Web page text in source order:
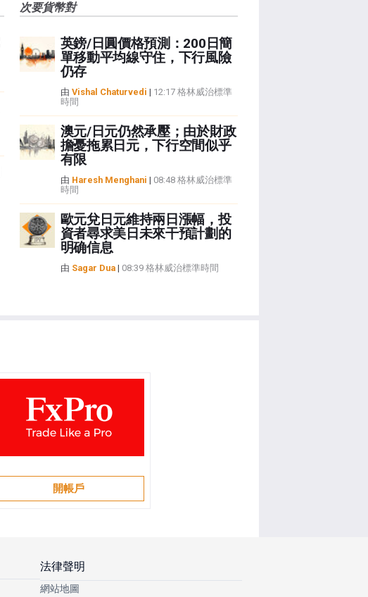
次要貨幣對
英鎊/日圓價格預測：200日簡
單移動平均線守住，下行風險
仍存
由 Vishal Chaturvedi | 12:17 格林威治標準
時間
澳元/日元仍然承壓；由於財政
擔憂拖累日元，下行空間似乎
有限
由 Haresh Menghani | 08:48 格林威治標準
時間
歐元兌日元維持兩日漲幅，投
資者尋求美日未來干預計劃的
明确信息
由 Sagar Dua| 08:39 格林威治標準時間
開帳戶
法律聲明
網站地圖